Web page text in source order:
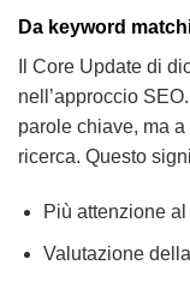
Da keyword
Il Core Update di
nell’approccio
parole chiave, ma
ricerca. Questo
Più attenzione
Valutazione